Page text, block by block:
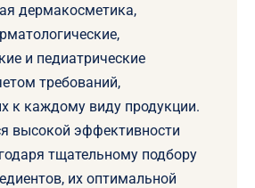
дермакосметика,
и педиатрические
требований,
к каждому виду продукции.
высокой эффективности
тщательному подбору
их оптимальной